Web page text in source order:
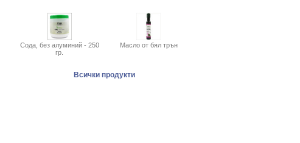
Сода, без алуминий - 250
гр.
Масло от бял трън
Всички продукти